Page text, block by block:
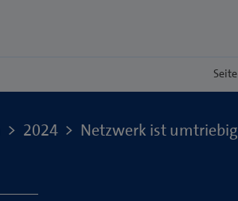
Seite
2024 Netzwerk ist umtriebig